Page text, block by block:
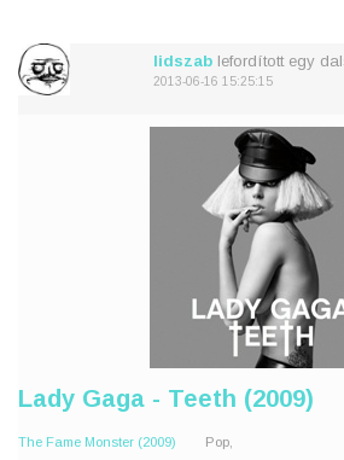
waiting for m
várom
lidszab lefordított egy
2013-06-16 15:25:15
Lady Gaga - Teeth (2009)
The Fame Monster (2009) Pop,